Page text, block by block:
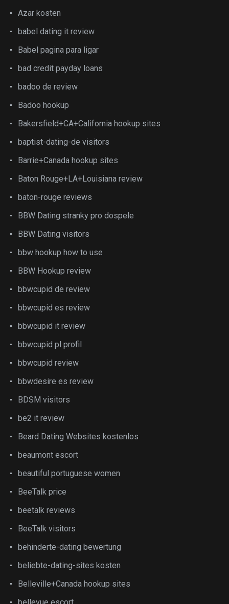
Azar kosten
babel dating it review
Babel pagina para ligar
bad credit payday loans
badoo de review
Badoo hookup
Bakersfield+CA+California hookup sites
baptist-dating-de visitors
Barrie+Canada hookup sites
Baton Rouge+LA+Louisiana review
baton-rouge reviews
BBW Dating stranky pro dospele
BBW Dating visitors
bbw hookup how to use
BBW Hookup review
bbwcupid de review
bbwcupid es review
bbwcupid it review
bbwcupid pl profil
bbwcupid review
bbwdesire es review
BDSM visitors
be2 it review
Beard Dating Websites kostenlos
beaumont escort
beautiful portuguese women
BeeTalk price
beetalk reviews
BeeTalk visitors
behinderte-dating bewertung
beliebte-dating-sites kosten
Belleville+Canada hookup sites